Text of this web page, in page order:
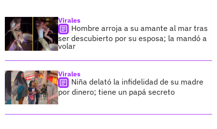
Virales
Hombre arroja a su amante al mar tras
ser descubierto por su esposa; la mandó a
volar
Virales
Niña delató la infidelidad de su madre
por dinero; tiene un papá secreto